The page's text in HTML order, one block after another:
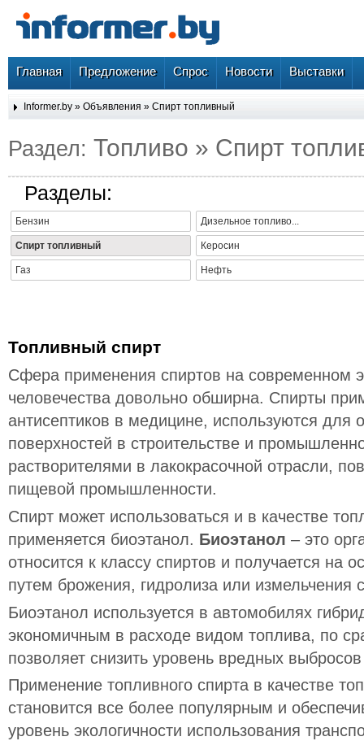
Главная Предложение Спрос Новости Выставки
Informer.by » Объявления » Спирт топливный
Раздел: Топливо » Спирт
Разделы:
Бензин Дизельное топливо...
Спирт топливный Керосин
Газ Нефть
Топливный спирт
Сфера применения спиртов на современном
человечества довольно обширна. Спирты
антисептиков в медицине, используются для
поверхностей в строительстве и
растворителями в лакокрасочной отрасли,
пищевой промышленности.
Спирт может использоваться и в качестве
применяется биоэтанол. Биоэтанол – это
относится к классу спиртов и получается на
путем брожения, гидролиза или
Биоэтанол используется в автомобилях
экономичным в расходе видом топлива, по
позволяет снизить уровень вредных
Применение топливного спирта в качестве
становится все более популярным и
уровень экологичности использования